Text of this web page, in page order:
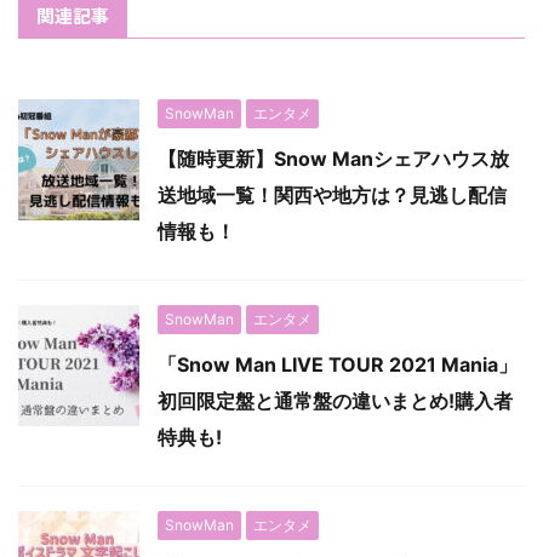
関連記事
SnowMan エンタメ
【随時更新】Snow Manシェアハウス放
送地域一覧！関西や地方は？見逃し配信
情報も！
SnowMan エンタメ
「Snow Man LIVE TOUR 2021 Mania」
初回限定盤と通常盤の違いまとめ!購入者
特典も!
SnowMan エンタメ